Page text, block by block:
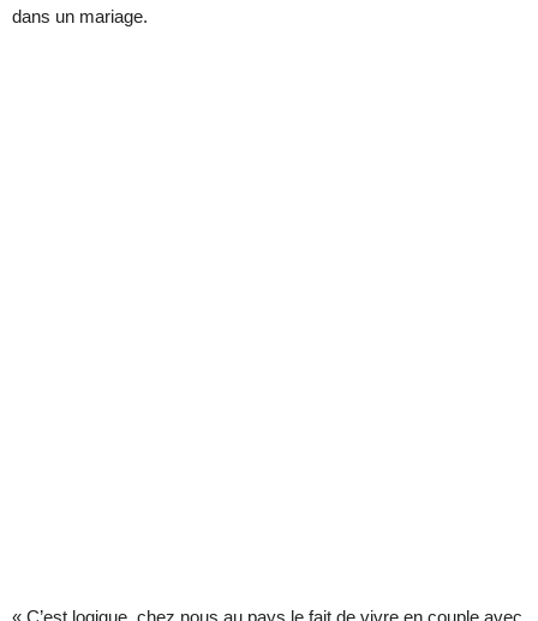
dans un mariage.
« C’est logique, chez nous au pays le fait de vivre en couple avec